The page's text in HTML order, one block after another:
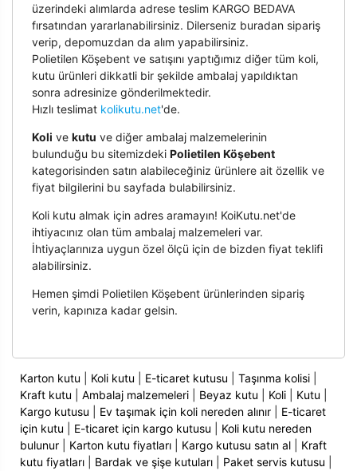
üzerindeki alımlarda adrese teslim KARGO BEDAVA
fırsatından yararlanabilirsiniz. Dilerseniz buradan sipariş
verip, depomuzdan da alım yapabilirsiniz.
Polietilen Köşebent ve satışını yaptığımız diğer tüm koli,
kutu ürünleri dikkatli bir şekilde ambalaj yapıldıktan
sonra adresinize gönderilmektedir.
Hızlı teslimat kolikutu.net'de.
Koli ve kutu ve diğer ambalaj malzemelerinin
bulunduğu bu sitemizdeki Polietilen Köşebent
kategorisinden satın alabileceğiniz ürünlere ait özellik ve
fiyat bilgilerini bu sayfada bulabilirsiniz.
Koli kutu almak için adres aramayın! KoiKutu.net'de
ihtiyacınız olan tüm ambalaj malzemeleri var.
İhtiyaçlarınıza uygun özel ölçü için de bizden fiyat teklifi
alabilirsiniz.
Hemen şimdi Polietilen Köşebent ürünlerinden sipariş
verin, kapınıza kadar gelsin.
Karton kutu Koli kutu E-ticaret kutusu Taşınma kolisi|
Kraft kutu
Ambalaj malzemeleri| Beyaz kutu Koli| Kutu
Kargo kutusu
Ev taşımak için koli nereden alınır| E-ticaret
için kutu
E-ticaret için kargo kutusu
Koli kutu nereden
bulunur| Karton kutu fiyatları| Kargo kutusu satın al| Kraft
kutu fiyatları| Bardak ve şişe kutuları| Paket servis kutusu